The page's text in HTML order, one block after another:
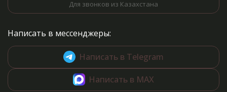
Для звонков из Казахстана
Написать в мессенджеры:
Написать в Telegram
Написать в MAX